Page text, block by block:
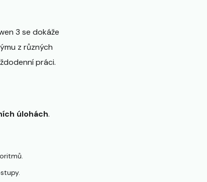
3 se dokáže
z různých
práci.
úlohách.